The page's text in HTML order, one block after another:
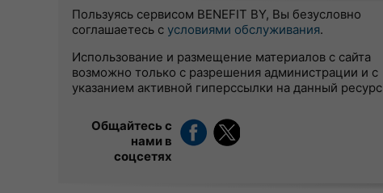
Пользуясь сервисом BENEFIT BY, Вы безусловно
соглашаетесь с условиями обслуживания.
Использование и размещение материалов с сайта
возможно только с разрешения администрации и с
указанием активной гиперссылки на данный ресурс
Общайтесь с
нами в
соцсетях